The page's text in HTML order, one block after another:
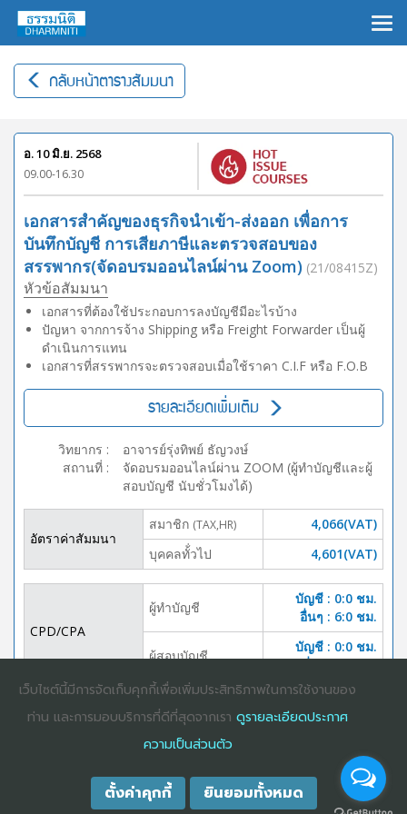
กลับหน้าตารางสัมมนา
อ. 10 มิ.ย. 2568
09.00-16.30
เอกสารสำคัญของธุรกิจนำเข้า-ส่งออก เพื่อการ
บันทึกบัญชี การเสียภาษีและตรวจสอบของ
สรรพากร(จัดอบรมออนไลน์ผ่าน Zoom) (21/08415Z)
หัวข้อสัมมนา
เอกสารที่ต้องใช้ประกอบการลงบัญชีมีอะไรบ้าง
ปัญหา จากการจ้าง Shipping หรือ Freight Forwarder เป็นผู้
ดำเนินการแทน
เอกสารที่สรรพากรจะตรวจสอบเมื่อใช้ราคา C.I.F หรือ F.O.B
รายละเอียดเพิ่มเติม
วิทยากร :
อาจารย์รุ่งทิพย์ ธัญวงษ์
สถานที่ :
จัดอบรมออนไลน์ผ่าน ZOOM (ผู้ทำบัญชีและผู้
สอบบัญชี นับชั่วโมงได้)
อัตราค่าสัมมนา
สมาชิก (TAX,HR)
4,066(VAT)
บุคคลทั้่วไป
4,601(VAT)
CPD/CPA
ผู้ทำบัญชี
บัญชี : 0:0 ชม.
อื่นๆ : 6:0 ชม.
ผู้สอบบัญชี
บัญชี : 0:0 ชม.
ปิดจอง
BROCHURE
COPYRIGHT ©2025DHARMNITI SEMINAR AND TRAINING CO., LTDALL
เว็บไซต์นี้มีการจัดเก็บคุกกี้เพื่อเพิ่มประสิทธิภาพในการใช้งานของ
ท่าน และการมอบบริการที่ดีที่สุดจากเรา ดูรายละเอียดประกาศ
ความเป็นส่วนตัว
ตั้งค่าคุกกี้ ยินยอมทั้งหมด
×